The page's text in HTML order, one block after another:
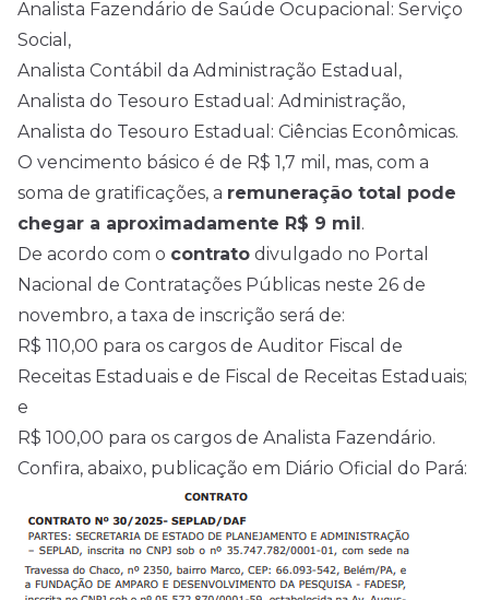
Analista Fazendário de Saúde Ocupacional: Serviço
Social,
Analista Contábil da Administração Estadual,
Analista do Tesouro Estadual: Administração,
Analista do Tesouro Estadual: Ciências Econômicas.
O vencimento básico é de R$ 1,7 mil, mas, com a
soma de gratificações, a remuneração total pode
chegar a aproximadamente R$ 9 mil .
De acordo com o contrato divulgado no Portal
Nacional de Contratações Públicas neste 26 de
novembro, a taxa de inscrição será de:
R$ 110,00 para os cargos de Auditor Fiscal de
Receitas Estaduais e de Fiscal de Receitas Estaduais;
e
R$ 100,00 para os cargos de Analista Fazendário.
Confira, abaixo, publicação em Diário Oficial do Pará: